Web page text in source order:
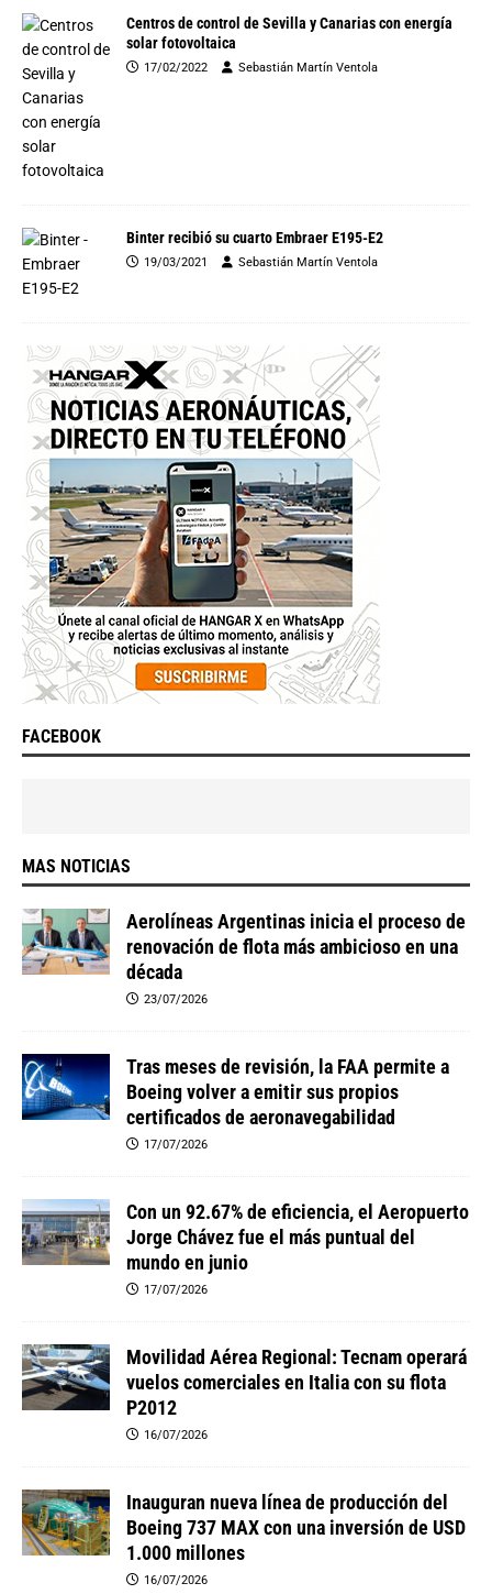
Centros de control de Sevilla y Canarias con energía
solar fotovoltaica
17/02/2022 Sebastián Martín Ventola
Binter recibió su cuarto Embraer E195-E2
19/03/2021 Sebastián Martín Ventola
FACEBOOK
MAS NOTICIAS
Aerolíneas Argentinas inicia el proceso de
renovación de flota más ambicioso en una
década
23/07/2026
Tras meses de revisión, la FAA permite a
Boeing volver a emitir sus propios
certificados de aeronavegabilidad
17/07/2026
Con un 92.67% de eficiencia, el Aeropuerto
Jorge Chávez fue el más puntual del
mundo en junio
17/07/2026
Movilidad Aérea Regional: Tecnam operará
vuelos comerciales en Italia con su flota
P2012
16/07/2026
Inauguran nueva línea de producción del
Boeing 737 MAX con una inversión de USD
1.000 millones
16/07/2026